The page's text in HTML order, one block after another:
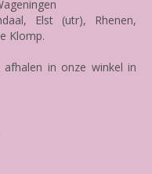
Elst (utr), Rhenen,
Klomp.
in onze winkel in